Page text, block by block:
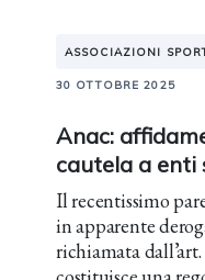
ASSOCIAZIONI
30 OTTOBRE 2025
Anac:
cautela a
Il recentissimo
in apparente
richiamata